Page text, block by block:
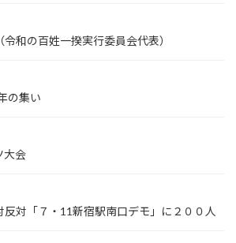
和の百姓一揆実行委員会代表）
の集い
大会
対「７・11新宿駅南口デモ」に２００人